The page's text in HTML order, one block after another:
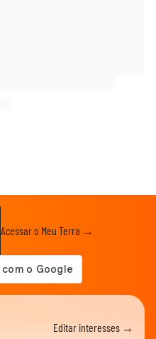
Acessar o Meu Terra →
Editar interesses →